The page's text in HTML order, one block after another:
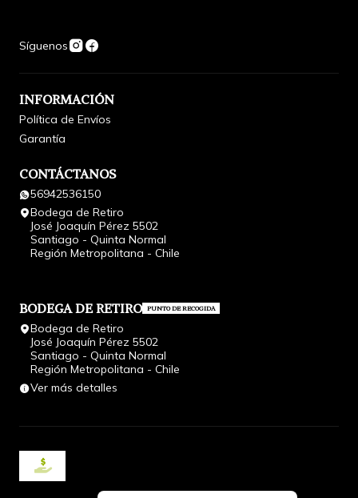
Síguenos
INFORMACIÓN
Política de Envíos
Garantía
CONTÁCTANOS
56942536150
Bodega de Retiro
José Joaquín Pérez 5502
Santiago - Quinta Normal
Región Metropolitana - Chile
BODEGA DE RETIRO PUNTO DE RECOGIDA
Bodega de Retiro
José Joaquín Pérez 5502
Santiago - Quinta Normal
Región Metropolitana - Chile
Ver más detalles